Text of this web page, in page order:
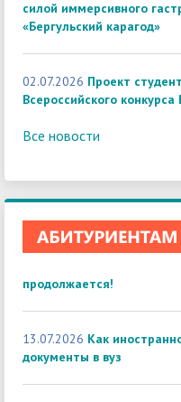
силой иммерсивного
«Бергульский карагод»
02.07.2026 Проект
Всероссийского
Все новости
продолжается!
13.07.2026 Как
документы в вуз